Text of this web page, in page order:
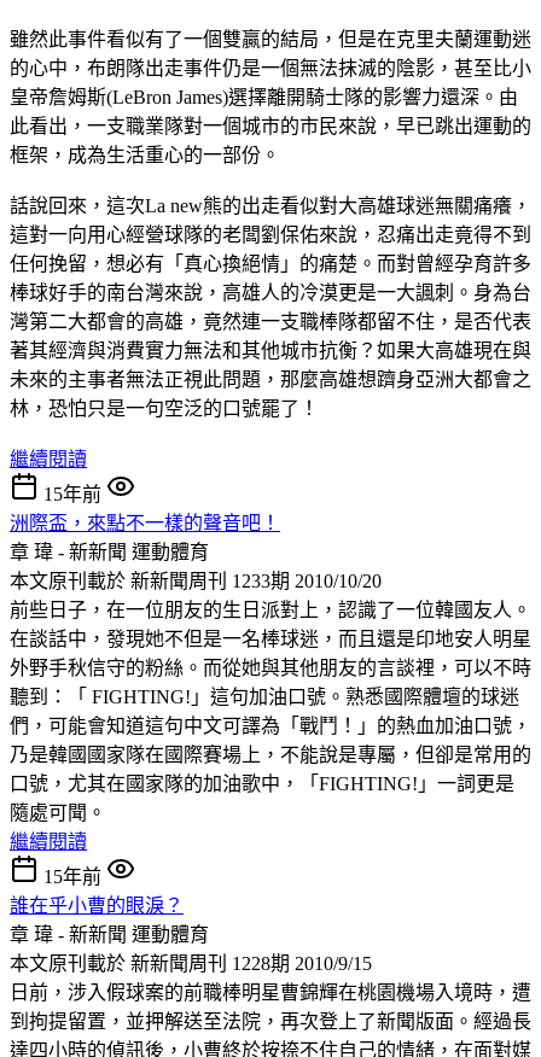
雖然此事件看似有了一個雙贏的結局，但是在克里夫蘭運動迷
的心中，布朗隊出走事件仍是一個無法抹滅的陰影，甚至比小
皇帝詹姆斯(LeBron James)選擇離開騎士隊的影響力還深。由
此看出，一支職業隊對一個城市的市民來說，早已跳出運動的
框架，成為生活重心的一部份。
話說回來，這次La new熊的出走看似對大高雄球迷無關痛癢，
這對一向用心經營球隊的老闆劉保佑來說，忍痛出走竟得不到
任何挽留，想必有「真心換絕情」的痛楚。而對曾經孕育許多
棒球好手的南台灣來說，高雄人的冷漠更是一大諷刺。身為台
灣第二大都會的高雄，竟然連一支職棒隊都留不住，是否代表
著其經濟與消費實力無法和其他城市抗衡？如果大高雄現在與
未來的主事者無法正視此問題，那麼高雄想躋身亞洲大都會之
林，恐怕只是一句空泛的口號罷了！
繼續閱讀
15年前
洲際盃，來點不一樣的聲音吧！
章 瑋 - 新新聞 運動體育
本文原刊載於 新新聞周刊 1233期 2010/10/20
前些日子，在一位朋友的生日派對上，認識了一位韓國友人。
在談話中，發現她不但是一名棒球迷，而且還是印地安人明星
外野手秋信守的粉絲。而從她與其他朋友的言談裡，可以不時
聽到：「 FIGHTING!」這句加油口號。熟悉國際體壇的球迷
們，可能會知道這句中文可譯為「戰鬥！」的熱血加油口號，
乃是韓國國家隊在國際賽場上，不能說是專屬，但卻是常用的
口號，尤其在國家隊的加油歌中，「FIGHTING!」一詞更是
隨處可聞。
繼續閱讀
15年前
誰在乎小曹的眼淚？
章 瑋 - 新新聞 運動體育
本文原刊載於 新新聞周刊 1228期 2010/9/15
日前，涉入假球案的前職棒明星曹錦輝在桃園機場入境時，遭
到拘提留置，並押解送至法院，再次登上了新聞版面。經過長
達四小時的偵訊後，小曹終於按捺不住自己的情緒，在面對媒